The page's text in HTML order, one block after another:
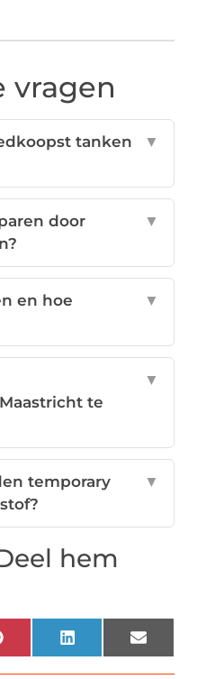
vragen
tanken
▼
door
▼
en hoe
▼
te
▼
temporary
▼
hem
PinterestLinkedInEmail